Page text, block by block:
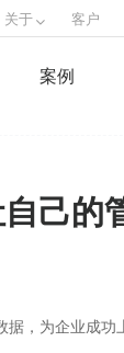
关于 客户
案例
己的
，为企业成功